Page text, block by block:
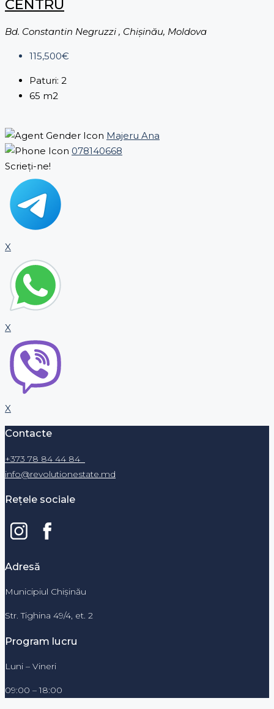
CENTRU
Bd. Constantin Negruzzi , Chișinău, Moldova
115,500€
Paturi: 2
65 m2
Majeru Ana
078140668
Scrieți-ne!
X
X
X
Contacte
+373 78 84 44 84
info@revolutionestate.md
Rețele sociale
Adresă
Municipiul Chișinău
Str. Tighina 49/4, et. 2
Program lucru
Luni – Vineri
09:00 – 18:00